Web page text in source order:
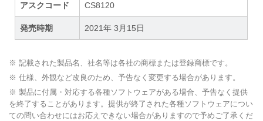
アスクコード CS8120
発売時期 2021年 3月15日
※ 記載された製品名、社名等は各社の商標または登録商標です。
※ 仕様、外観など改良のため、予告なく変更する場合があります。
※ 製品に付属・対応する各種ソフトウェアがある場合、予告なく提供
を終了することがあります。提供が終了された各種ソフトウェアについ
ての問い合わせにはお応えできない場合がありますので予めご了承くだ